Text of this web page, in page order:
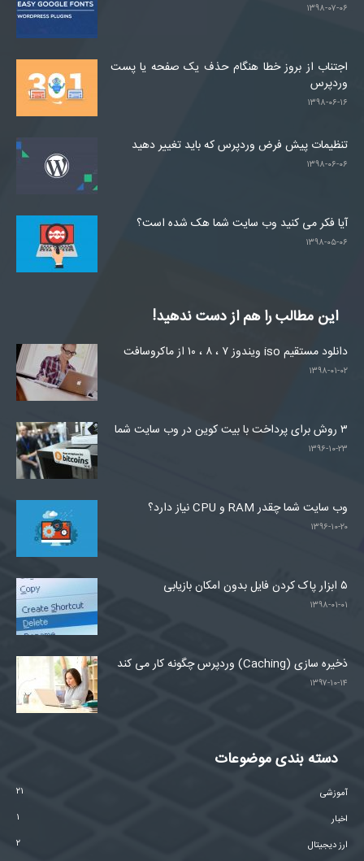
۱۳۹۸-۰۷-۰۶
اجتناب از بروز خطا هنگام حذف یک صفحه یا پست
وردپرس
۱۳۹۸-۰۶-۱۶
تنظیمات پیش فرض وردپرس که باید تغییر دهید
۱۳۹۸-۰۶-۰۶
آیا فکر می کنید وب سایت شما هک شده است؟
۱۳۹۸-۰۵-۰۶
این مطالب را هم از دست ندهید!
دانلود مستقیم iso ویندوز ۷ ، ۸ ، ۱۰ از ماکروسافت
۱۳۹۸-۰۱-۰۲
۳ روش برای پرداخت با بیت کوین در وب سایت شما
۱۳۹۶-۱۰-۲۳
وب سایت شما چقدر RAM و CPU نیاز دارد؟
۱۳۹۶-۱۰-۲۰
۵ ابزار پاک کردن فایل بدون امکان بازیابی
۱۳۹۸-۰۱-۰۱
ذخیره سازی (Caching) وردپرس چگونه کار می کند
۱۳۹۷-۱۰-۱۴
دسته بندی موضوعات
آموزشی
۲۱
اخبار
۱
ارز دیجیتال
۲